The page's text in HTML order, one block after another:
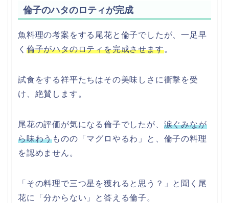
倫子のハタのロティが完成
魚料理の考案をする尾花と倫子でしたが、一足早
く 倫子がハタのロティを完成させます。
試食をする祥平たちはその美味しさに衝撃を受
け、絶賛します。
尾花の評価が気になる倫子でしたが、 涙ぐみなが
ら味わうものの「マグロやるわ」と、倫子の料理
を認めません。
「その料理で三つ星を獲れると思う？」と聞く尾
花に「分からない」と答える倫子。